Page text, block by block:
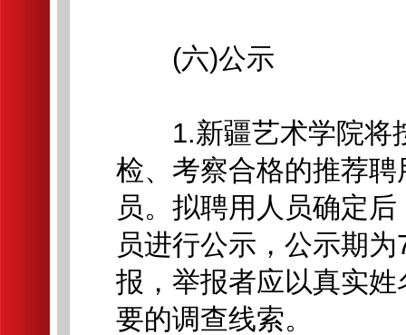
(六)公示
1.新疆艺术学院将
检、考察合格的推荐
员。拟聘用人员确定
员进行公示，公示期
报，举报者应以真实
要的调查线索。